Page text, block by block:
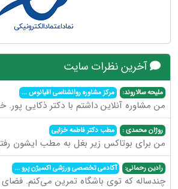
آخرین نظرات سایت
ملیحه سالاروند: مرکز مشاوره روانشناسی اقیانوس...
من مشاوره آنلاین داشتم با دکتر ذکایی
روژان محمدی : مطب دکتر فاطمه خزایی
من برای بوتاکس زیر بغل به مطب ایشون
رادین رحمانی: آکادمی تخصصی ورزشی اکسیژن پرو...
چندساله که توی باشگاه تمرین می‌کنم.